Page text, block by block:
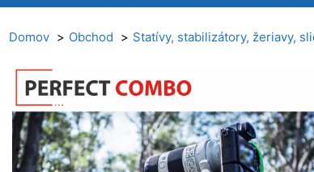
Domov Obchod Statívy, stabilizátory, žeriavy,